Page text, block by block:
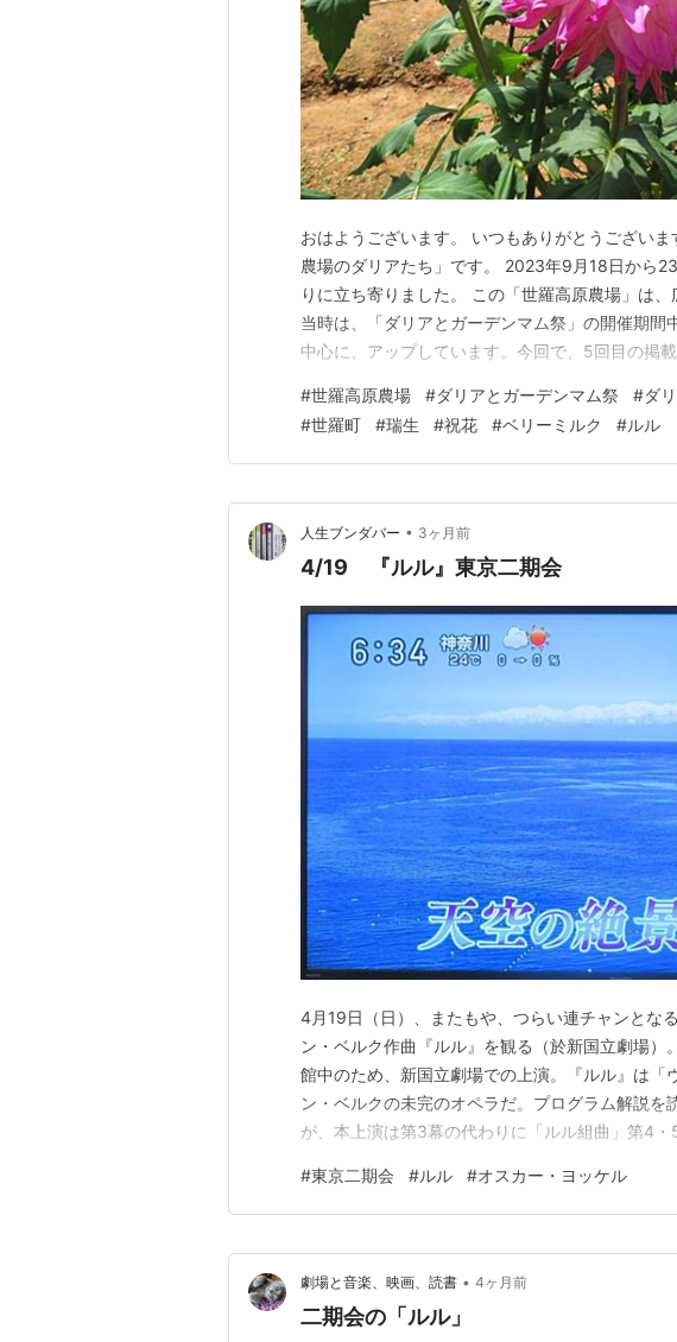
おはようございます。 いつもありがとうござい
農場のダリアたち」です。 2023年9月18日から
りに立ち寄りました。 この「世羅高原農場」は、
当時は、「ダリアとガーデンマム祭」の開催期間
中心に、アップしています。今回で、5回目の掲
#世羅高原農場 #ダリアとガーデンマム祭 #ダ
#世羅町 #瑞生 #祝花 #ベリーミルク #ルル
人生ブンダバー • 3ヶ月前
4/19 『ルル』東京二期会
4月19日（日）、またもや、つらい連チャンとな
ン・ベルク作曲『ルル』を観る（於新国立劇場
館中のため、新国立劇場での上演。『ルル』は「
ン・ベルクの未完のオペラだ。プログラム解説を
が、本上演は第3幕の代わりに「ルル組曲」第4
てられ妖艶な女性に成長する（谷崎潤一郎の世界
れ、男が次々と破滅していく物…
#東京二期会 #ルル #オスカー・ヨッケル
劇場と音楽、映画、読書 • 4ヶ月前
二期会の「ルル」